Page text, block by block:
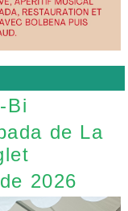
Bi
de La
2026